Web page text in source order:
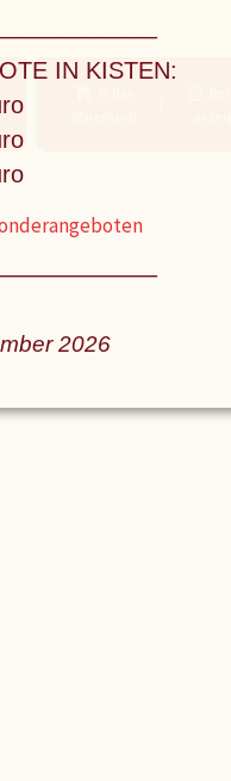
IN KISTEN:
2026